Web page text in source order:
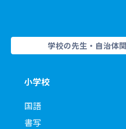
学校の先生・自治体
小学校
国語
書写